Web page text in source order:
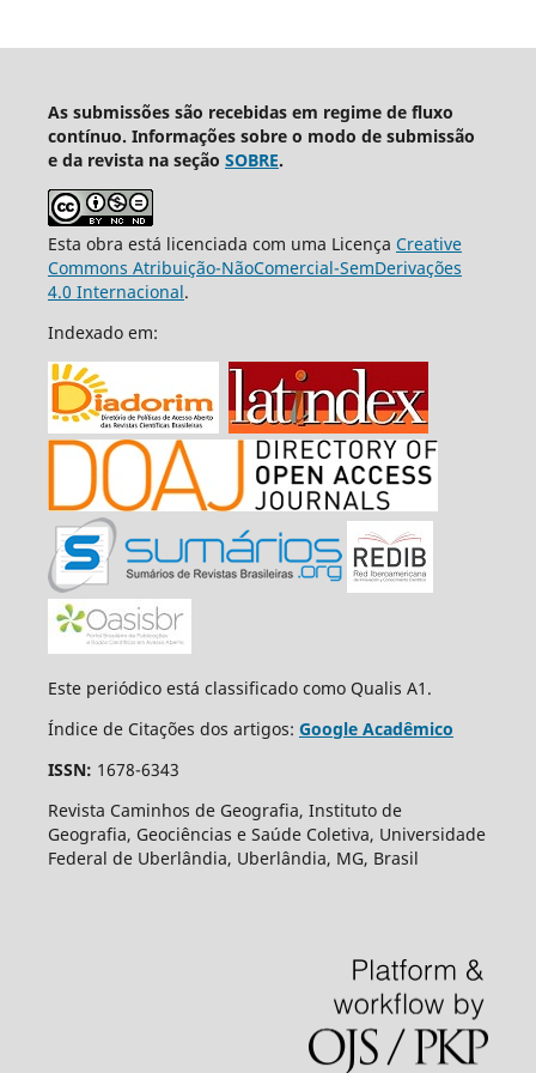
As submissões são recebidas em regime de fluxo
contínuo. Informações sobre o modo de submissão
e da revista na seção SOBRE.
Esta obra está licenciada com uma Licença Creative
Commons Atribuição-NãoComercial-SemDerivações
4.0 Internacional.
Indexado em:
Este periódico está classificado como Qualis A1.
Índice de Citações dos artigos: Google Acadêmico
ISSN: 1678-6343
Revista Caminhos de Geografia, Instituto de
Geografia, Geociências e Saúde Coletiva, Universidade
Federal de Uberlândia, Uberlândia, MG, Brasil